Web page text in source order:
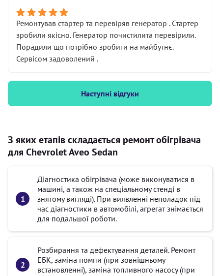
Ремонтував стартер та перевіряв генератор . Стартер
зробили якісно. Генератор почистилита перевірили.
Порадили що потрібно зробити на майбутнє.
Сервісом задоволений .
Наступні відгуки
З яких етапів складається ремонт обігрівача
для Chevrolet Aveo Sedan
Діагностика обігрівача (може виконуватися в
машині, а також на спеціальному стенді в
знятому вигляді). При виявленні неполадок під
час діагностики в автомобілі, агрегат знімається
для подальшої роботи.
Розбирання та дефектування деталей. Ремонт
ЕБК, заміна помпи (при зовнішньому
встановленні), заміна топливного насосу (при